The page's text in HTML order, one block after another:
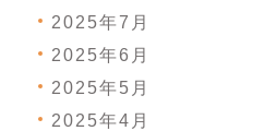
2025年7月
2025年6月
2025年5月
2025年4月